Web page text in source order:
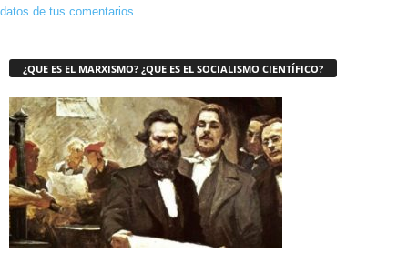
datos de tus comentarios.
¿QUE ES EL MARXISMO? ¿QUE ES EL SOCIALISMO CIENTÍFICO?